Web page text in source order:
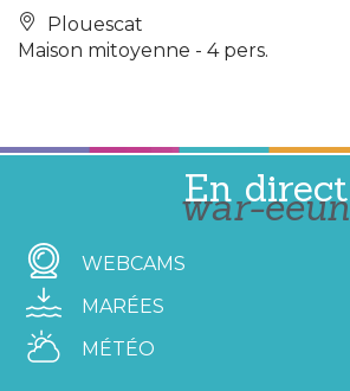
Plouescat
Maison mitoyenne - 4 pers.
En direct
war-eeun
WEBCAMS
MARÉES
MÉTÉO